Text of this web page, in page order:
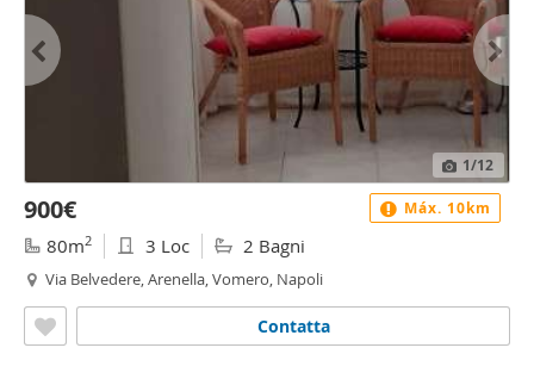
1/12
900€
80m2 3 Loc 2 Bagni
Via Belvedere, Arenella, Vomero, Napoli
Contatta
Máx. 10km